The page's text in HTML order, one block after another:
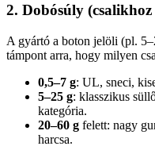
2. Dobósúly
A gyártó a boton jelöli (pl.
támpont arra, hogy milyen
0,5–7 g: UL, sneci,
5–25 g: klasszikus
kategória.
20–60 g felett: nagy
harcsa.